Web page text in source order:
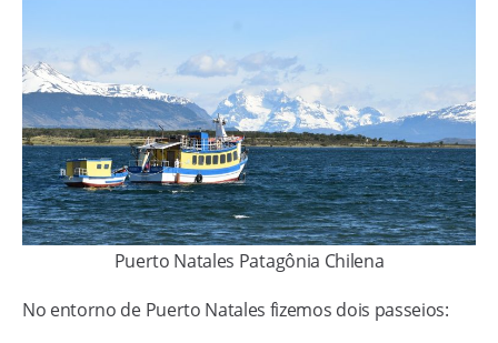
Puerto Natales Patagônia Chilena
No entorno de Puerto Natales fizemos dois passeios: